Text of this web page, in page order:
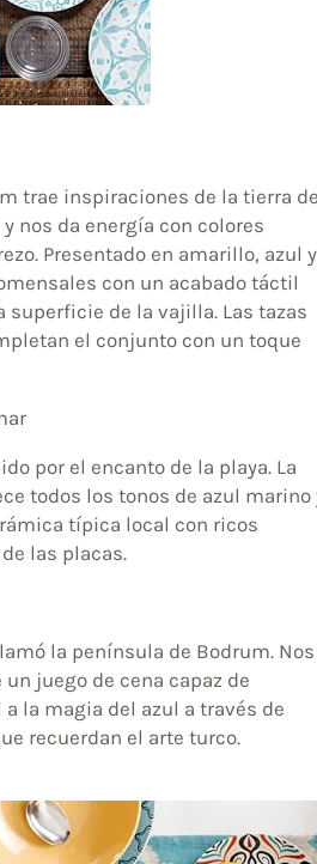
trae inspiraciones de la tierra
nos da energía con colores
Presentado en amarillo, azul y
con un acabado táctil
superficie de la vajilla. Las tazas
el conjunto con un toque
por el encanto de la playa. La
todos los tonos de azul marino
típica local con ricos
las placas.
la península de Bodrum. Nos
juego de cena capaz de
la magia del azul a través de
recuerdan el arte turco.